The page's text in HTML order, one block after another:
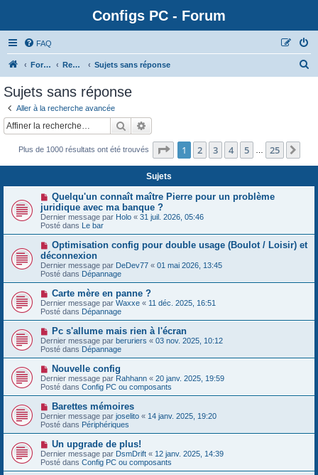
Configs PC - Forum
FAQ
Forum Rechercher Sujets sans réponse
Sujets sans réponse
Aller à la recherche avancée
Rechercher
Plus de 1000 résultats ont été trouvés Page 1sur25
1 2 3 4 5 25
Sujets
N
u
v
e
a
u
m
e
s
a
g
e
Quelqu'un connaît maître Pierre pour un problème
juridique avec ma banque ?
Dernier message par Holo « 31 juil. 2026, 05:46
Posté dans Le bar
N
o
u
v
e
a
u
m
e
s
s
a
g
e
Optimisation config pour double usage (Boulot / Loisir) et
déconnexion
Dernier message par DeDev77 « 01 mai 2026, 13:45
Posté dans Dépannage
N
o
u
v
e
a
u
m
e
s
a
g
e
Carte mère en panne ?
Dernier message par Waxxe « 11 déc. 2025, 16:51
Posté dans Dépannage
N
o
u
v
e
a
u
m
e
s
a
g
e
Pc s'allume mais rien à l'écran
Dernier message par beruriers « 03 nov. 2025, 10:12
Posté dans Dépannage
N
o
u
v
e
a
u
m
e
s
s
a
g
Nouvelle config
Dernier message par Rahhann « 20 janv. 2025, 19:59
Posté dans Config PC ou composants
N
o
u
v
e
a
u
m
e
Barettes mémoires
Dernier message par joselito « 14 janv. 2025, 19:20
Posté dans Périphériques
N
o
u
v
Un upgrade de plus!
Dernier message par DsmDrift « 12 janv. 2025, 14:39
Posté dans Config PC ou composants